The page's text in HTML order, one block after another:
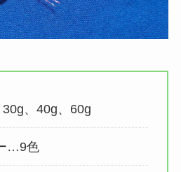
、40g、60g
…9色